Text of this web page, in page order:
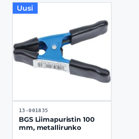
Uusi
13-001835
BGS Liimapuristin 100
mm, metallirunko